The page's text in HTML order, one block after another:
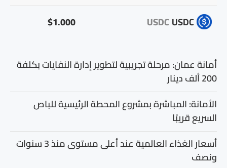
USDC
USDC
$1.000
أمانة عمان: مرحلة تجريبية لتطوير إدارة النفايات بكلفة
200 ألف دينار
الأمانة: المباشرة بمشروع المحطة الرئيسية للباص
السريع قريبًا
أسعار الغذاء العالمية عند أعلى مستوى منذ 3 سنوات
ونصف